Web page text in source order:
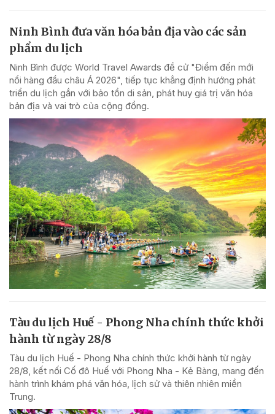
Ninh Bình đưa văn hóa bản địa vào các sản
phẩm du lịch
Ninh Bình được World Travel Awards đề cử "Điểm đến mới
nổi hàng đầu châu Á 2026", tiếp tục khẳng định hướng phát
triển du lịch gắn với bảo tồn di sản, phát huy giá trị văn hóa
bản địa và vai trò của cộng đồng.
Tàu du lịch Huế - Phong Nha chính thức khởi
hành từ ngày 28/8
Tàu du lịch Huế - Phong Nha chính thức khởi hành từ ngày
28/8, kết nối Cố đô Huế với Phong Nha - Kẻ Bàng, mang đến
hành trình khám phá văn hóa, lịch sử và thiên nhiên miền
Trung.